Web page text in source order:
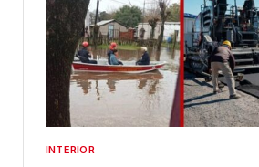
INTERIOR